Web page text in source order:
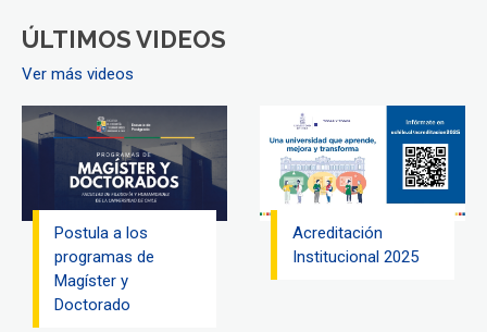
ÚLTIMOS VIDEOS
Ver más videos
Postula a los
programas de
Magíster y
Doctorado
Acreditación
Institucional 2025